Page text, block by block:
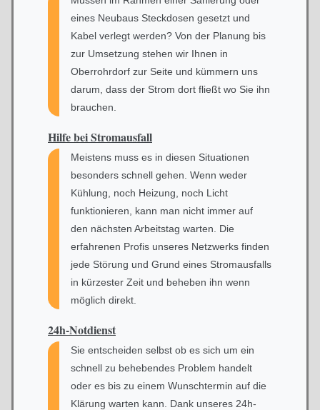
eines Neubaus Steckdosen gesetzt und
Kabel verlegt werden? Von der Planung bis
zur Umsetzung stehen wir Ihnen in
Oberrohrdorf zur Seite und kümmern uns
darum, dass der Strom dort fließt wo Sie ihn
brauchen.
Hilfe beiStromausfall
Meistens muss es in diesen Situationen
besonders schnell gehen. Wenn weder
Kühlung, noch Heizung, noch Licht
funktionieren, kann man nicht immer auf
den nächsten Arbeitstag warten. Die
erfahrenen Profis unseres Netzwerks finden
jede Störung und Grund eines Stromausfalls
in kürzester Zeit und beheben ihn wenn
möglich direkt.
24h-Notdienst
Sie entscheiden selbst ob es sich um ein
schnell zu behebendes Problem handelt
oder es bis zu einem Wunschtermin auf die
Klärung warten kann. Dank unseres 24h-